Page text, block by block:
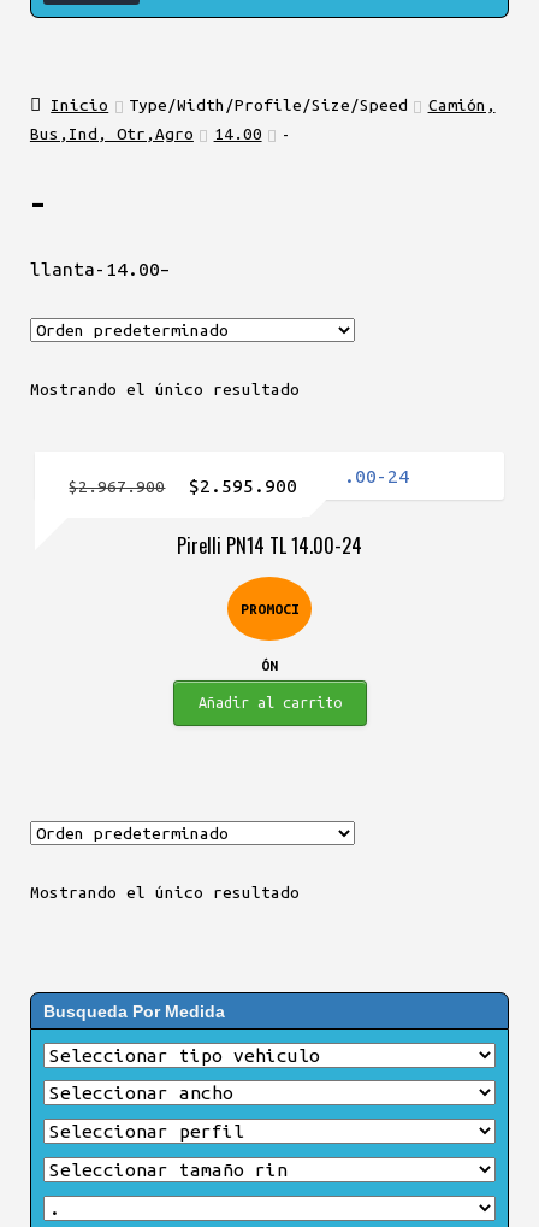
Inicio Type/Width/Profile/Size/Speed
Camión,
Bus,Ind, Otr,Agro
14.00 -
-
llanta-14.00–
Mostrando el único resultado
Pirelli PN14 TL 14.00-24
PROMOCI
ÓN
$2.967.900
El
original
$2.967.900.
$2.595.900
actual
es:
$2.595.900.
Añadir al carrito
Mostrando el único resultado
Busqueda Por Medida